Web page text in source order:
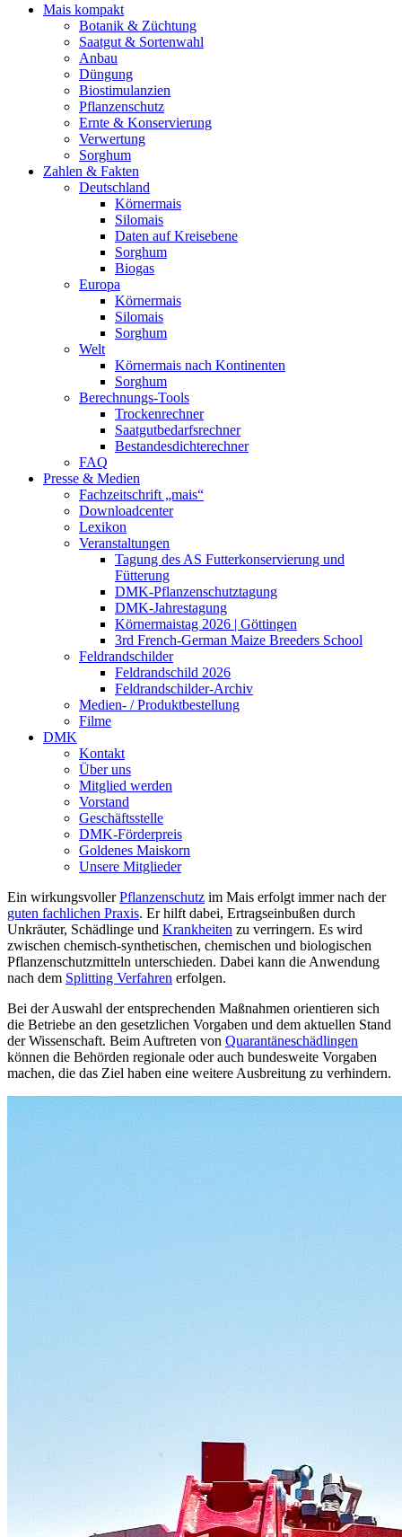
Mais kompakt
Botanik & Züchtung
Saatgut & Sortenwahl
Anbau
Düngung
Biostimulanzien
Pflanzenschutz
Ernte & Konservierung
Verwertung
Sorghum
Zahlen & Fakten
Deutschland
Körnermais
Silomais
Daten auf Kreisebene
Sorghum
Biogas
Europa
Körnermais
Silomais
Sorghum
Welt
Körnermais nach Kontinenten
Sorghum
Berechnungs-Tools
Trockenrechner
Saatgutbedarfsrechner
Bestandesdichterechner
FAQ
Presse & Medien
Fachzeitschrift „mais“
Downloadcenter
Lexikon
Veranstaltungen
Tagung des AS Futterkonservierung und
Fütterung
DMK-Pflanzenschutztagung
DMK-Jahrestagung
Körnermaistag 2026 | Göttingen
3rd French-German Maize Breeders School
Feldrandschilder
Feldrandschild 2026
Feldrandschilder-Archiv
Medien- / Produktbestellung
Filme
DMK
Kontakt
Über uns
Mitglied werden
Vorstand
Geschäftsstelle
DMK-Förderpreis
Goldenes Maiskorn
Unsere Mitglieder
Ein wirkungsvollerPflanzenschutz im Mais erfolgt immer nach der
guten fachlichen Praxis. Er hilft dabei, Ertragseinbußen durch
Unkräuter, Schädlinge und Krankheiten zu verringern. Es wird
zwischen chemisch-synthetischen, chemischen und biologischen
Pflanzenschutzmitteln unterschieden. Dabei kann die Anwendung
nach dem Splitting Verfahren erfolgen.
Bei der Auswahl der entsprechenden Maßnahmen orientieren sich
die Betriebe an den gesetzlichen Vorgaben und dem aktuellen Stand
der Wissenschaft. Beim Auftreten von Quarantäneschädlingen
können die Behörden regionale oder auch bundesweite Vorgaben
machen, die das Ziel haben eine weitere Ausbreitung zu verhindern.